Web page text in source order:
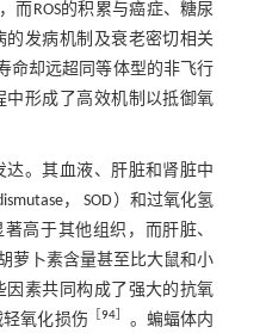
而ROS的积累与癌症、糖尿
发病机制及衰老密切相关
命却远超同等体型的非飞行
中形成了高效机制以抵御氧
。其血液、肝脏和肾脏中
， SOD）和过氧化氢
著高于其他组织，而肝脏、
萝卜素含量甚至比大鼠和小
因素共同构成了强大的抗氧
氧化损伤 ［94
。蝙蝠体内